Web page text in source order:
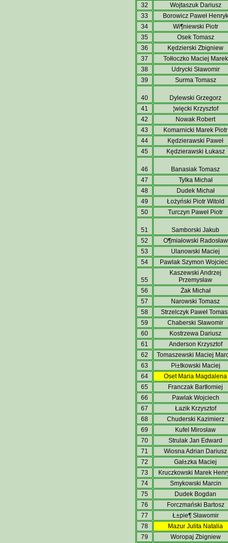
32
Wojtaszuk Dariusz
33
Borowicz Paweł Henryk
34
Wi¶niewski Piotr
35
Osek Tomasz
36
Kędzierski Zbigniew
37
Tołłoczko Maciej Marek
38
Udrycki Sławomir
39
Surma Tomasz
40
Dylewski Grzegorz
41
¦więcki Krzysztof
42
Nowak Robert
43
Komarnicki Marek Piotr
44
Kędzierawski Paweł
45
Kędzierawski Łukasz
46
Banasiak Tomasz
47
Tylka Michał
48
Dudek Michał
49
Łożyński Piotr Witold
50
Turczyn Paweł Piotr
51
Samborski Jakub
52
O¶miałowski Radosław
53
Ulanowski Maciej
54
Pawlak Szymon
55
Kaszewski Andrzej
Przemysław
56
Żak Michał
57
Narowski Tomasz
58
Strzelczyk Paweł
59
Chaberski Sławomir
60
Kostrzewa Dariusz
61
Anderson Krzysztof
62
Tomaszewski Maciej
63
Pi±tkowski Maciej
64
Oset Maria Magdalena
65
Franczak Bartłomiej
66
Pawlak Wojciech
67
Łazik Krzysztof
68
Chuderski Kazimierz
69
Kufel Mirosław
70
Strulak Jan Edward
71
Wiosna Adrian Dariusz
72
Gał±zka Maciej
73
Kruczkowski Marek
74
Smykowski Marcin
75
Dudek Bogdan
76
Forczmański Bartosz
77
Ł±pie¶ Sławomir
78
Mazur Julita Natalia
79
Woropaj Zbigniew